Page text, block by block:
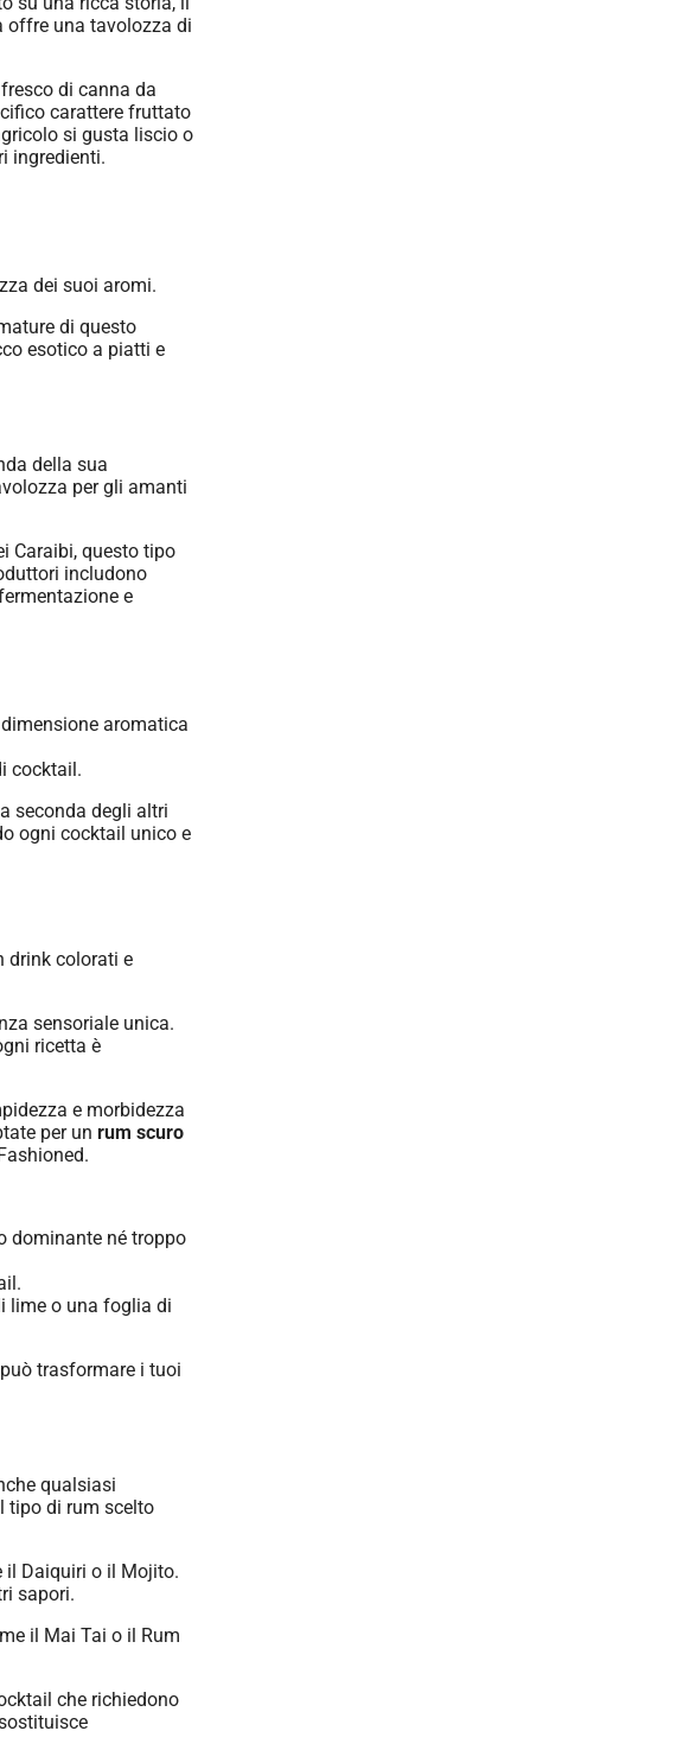
offre una tavolozza di
di canna da
carattere fruttato
si gusta liscio o
ingredienti.
dei suoi aromi.
di questo
esotico a piatti e
della sua
per gli amanti
Caraibi, questo tipo
includono
e
aromatica
cocktail.
seconda degli altri
ogni cocktail unico e
sensoriale unica.
ricetta è
e morbidezza
per un rum scuro
dominante né troppo
lime o una foglia di
trasformare i tuoi
qualsiasi
tipo di rum scelto
il Daiquiri o il Mojito.
sapori.
il Mai Tai o il Rum
che richiedono